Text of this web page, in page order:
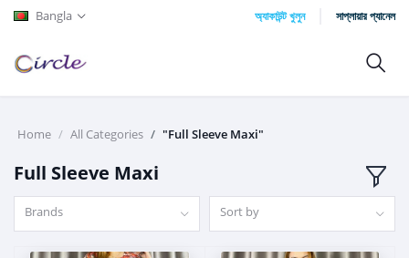
Bangla অ্যাকাউন্ট খুলুন সাপ্লায়ার প্যানেল
Home All Categories "Full Sleeve Maxi"
Full Sleeve Maxi
Brands Sort by